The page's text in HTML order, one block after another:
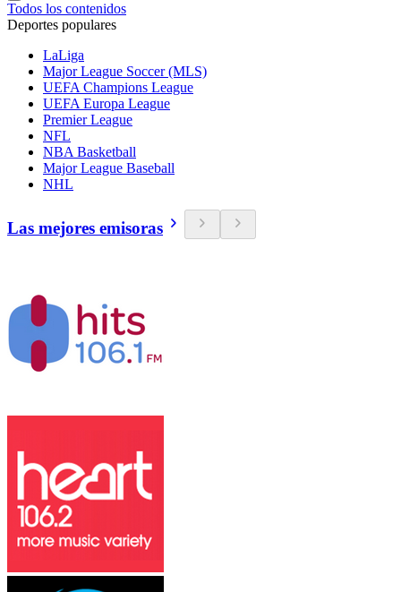
Todos los contenidos
Deportes populares
LaLiga
Major League Soccer (MLS)
UEFA Champions League
UEFA Europa League
Premier League
NFL
NBA Basketball
Major League Baseball
NHL
Las mejores emisoras